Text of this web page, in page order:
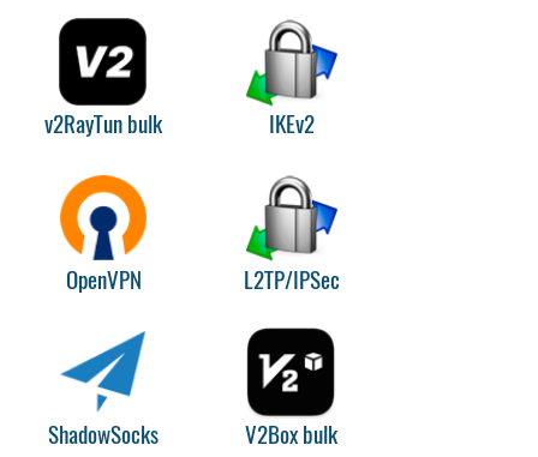
v2RayTun bulk IKEv2
OpenVPN L2TP/IPSec
ShadowSocks V2Box bulk